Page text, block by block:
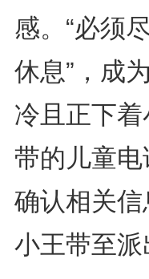
感。“必须
休息”，成
冷且正下
带的儿童
确认相关
小王带至派